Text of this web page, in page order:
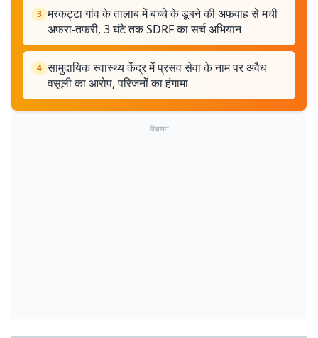
3 मरकट्टा गांव के तालाब में बच्चे के डूबने की अफवाह से मची
अफरा-तफरी, 3 घंटे तक SDRF का सर्च अभियान
4 सामुदायिक स्वास्थ्य केंद्र में प्रसव सेवा के नाम पर अवैध
वसूली का आरोप, परिजनों का हंगामा
विज्ञापन